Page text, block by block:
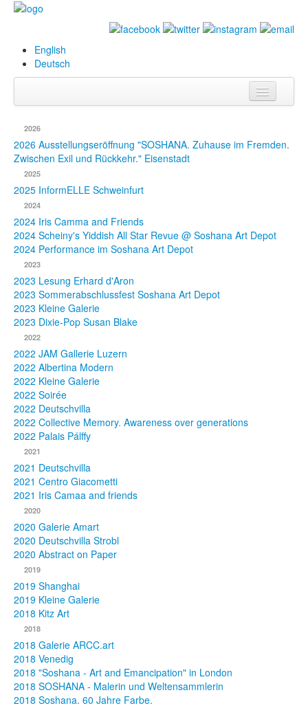
English
Deutsch
Biografie
Ausstellungen
& Projekte
Presse
Publikationen
Texte
Sammlungen
2026
2026 Ausstellungseröffnung "SOSHANA. Zuhause im Fremden.
Zwischen Exil und Rückkehr." Eisenstadt
2025
2025 InformELLE Schweinfurt
2024
2024 Iris Camma and Friends
2024 Scheiny's Yiddish All Star Revue @ Soshana Art Depot
2024 Performance im Soshana Art Depot
2023
2023 Lesung Erhard d'Aron
2023 Sommerabschlussfest Soshana Art Depot
2023 Kleine Galerie
2023 Dixie-Pop Susan Blake
2022
2022 JAM Gallerie Luzern
2022 Albertina Modern
2022 Kleine Galerie
2022 Soirée
2022 Deutschvilla
2022 Collective Memory. Awareness over generations
2022 Palais Pálffy
2021
2021 Deutschvilla
2021 Centro Giacometti
2021 Iris Camaa and friends
2020
2020 Galerie Amart
2020 Deutschvilla Strobl
2020 Abstract on Paper
2019
2019 Shanghai
2019 Kleine Galerie
2018 Kitz Art
2018
2018 Galerie ARCC.art
2018 Venedig
2018 "Soshana - Art and Emancipation" in London
2018 SOSHANA - Malerin und Weltensammlerin
2018 Soshana. 60 Jahre Farbe.